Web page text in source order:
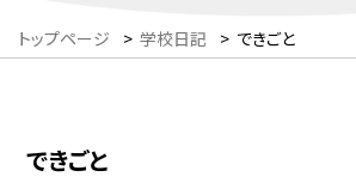
トップページ > 学校日記 > できごと
できごと